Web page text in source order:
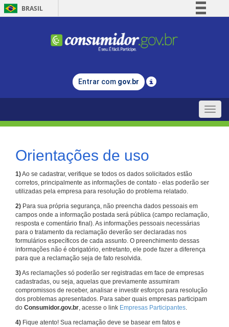
BRASIL
Comunica BR
Legislação
Entrar com gov.br
Toggle
Orientações de uso
1)Ao se cadastrar, verifique se todos os dados solicitados estão
corretos, principalmente as informações de contato - elas poderão ser
utilizadas pela empresa para resolução do problema relatado.
2) Para sua própria segurança, não preencha dados pessoais em
campos onde a informação postada será pública (campo reclamação,
resposta e comentário final). As informações pessoais necessárias
para o tratamento da reclamação deverão ser declaradas nos
formulários específicos de cada assunto. O preenchimento dessas
informações não é obrigatório, entretanto, ele pode fazer a diferença
para que a reclamação seja de fato resolvida.
3)As reclamações só poderão ser registradas em face de empresas
cadastradas, ou seja, aquelas que previamente assumiram
compromissos de receber, analisar e investir esforços para resolução
dos problemas apresentados. Para saber quais empresas participam
do Consumidor.gov.br, acesse o link Empresas Participantes.
4) Fique atento! Sua reclamação deve se basear em fatos e